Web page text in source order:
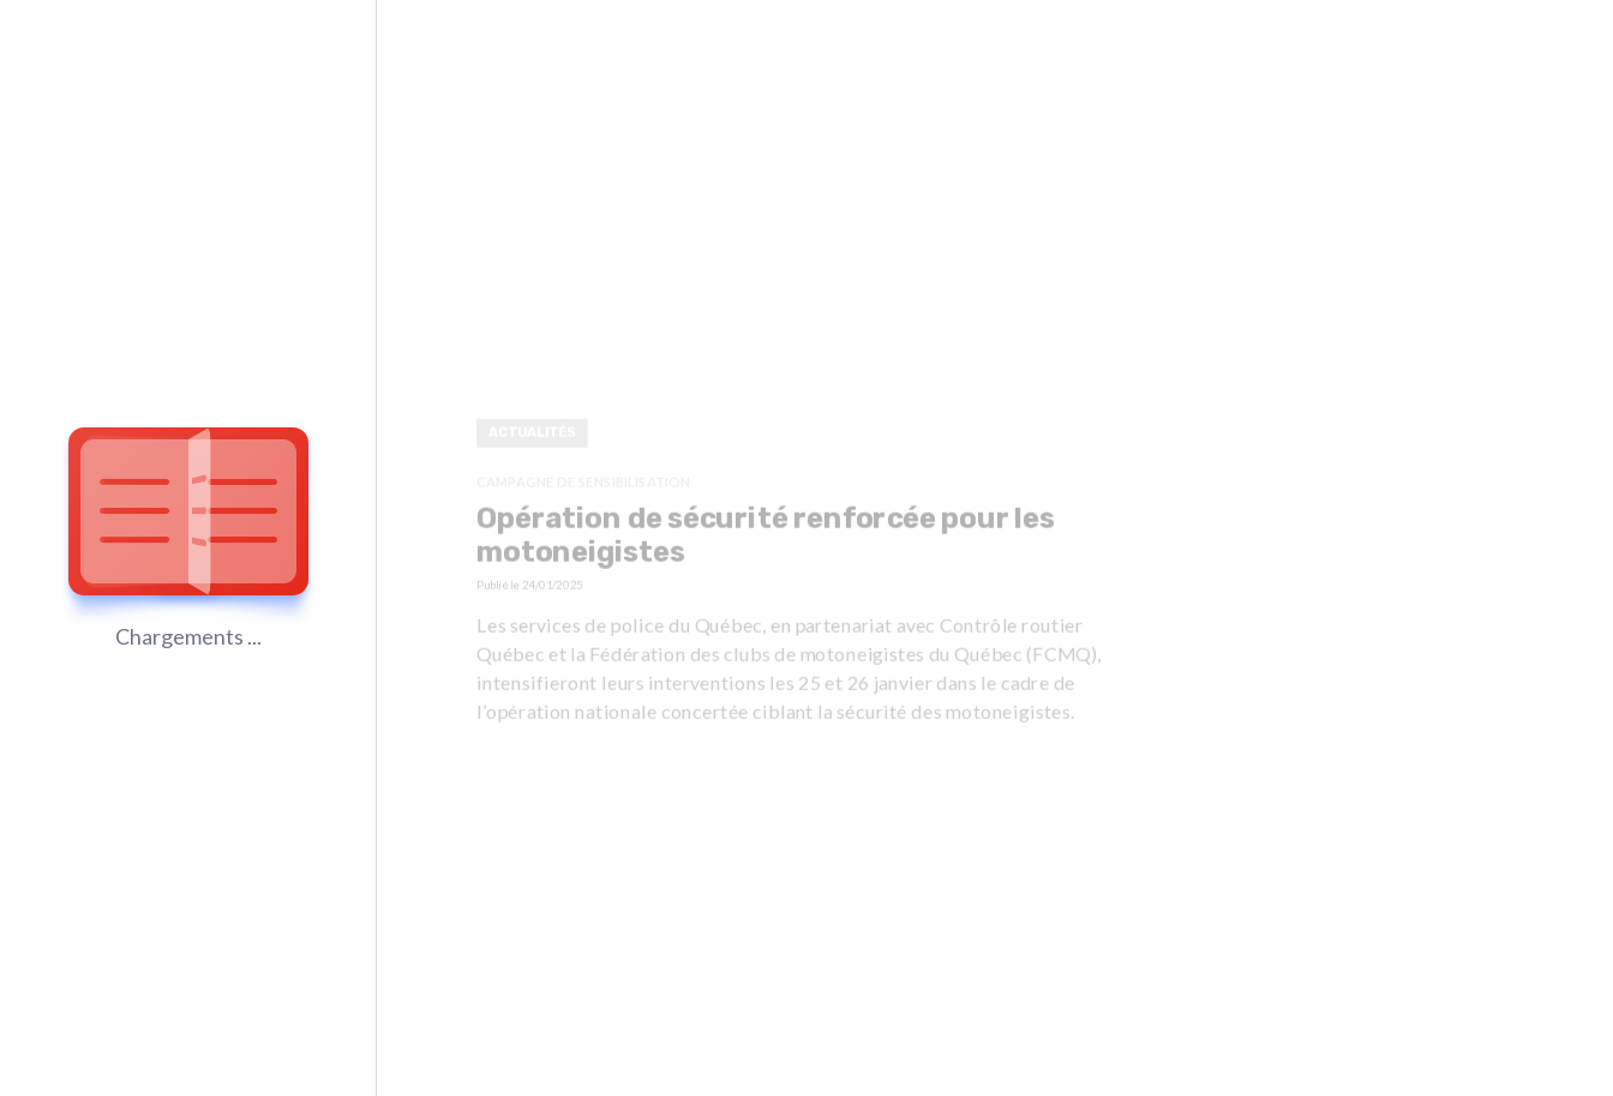
Chargements ...
Opération de sécurité renforcée pour les
motoneigistes
Publié le 24/01/2025
Les services de police du Québec, en partenariat avec Contrôle routier
Québec et la Fédération des clubs de motoneigistes du Québec (FCMQ),
intensifieront leurs interventions les 25 et 26 janvier dans le cadre de
l’opération nationale concertée ciblant la sécurité des motoneigistes.